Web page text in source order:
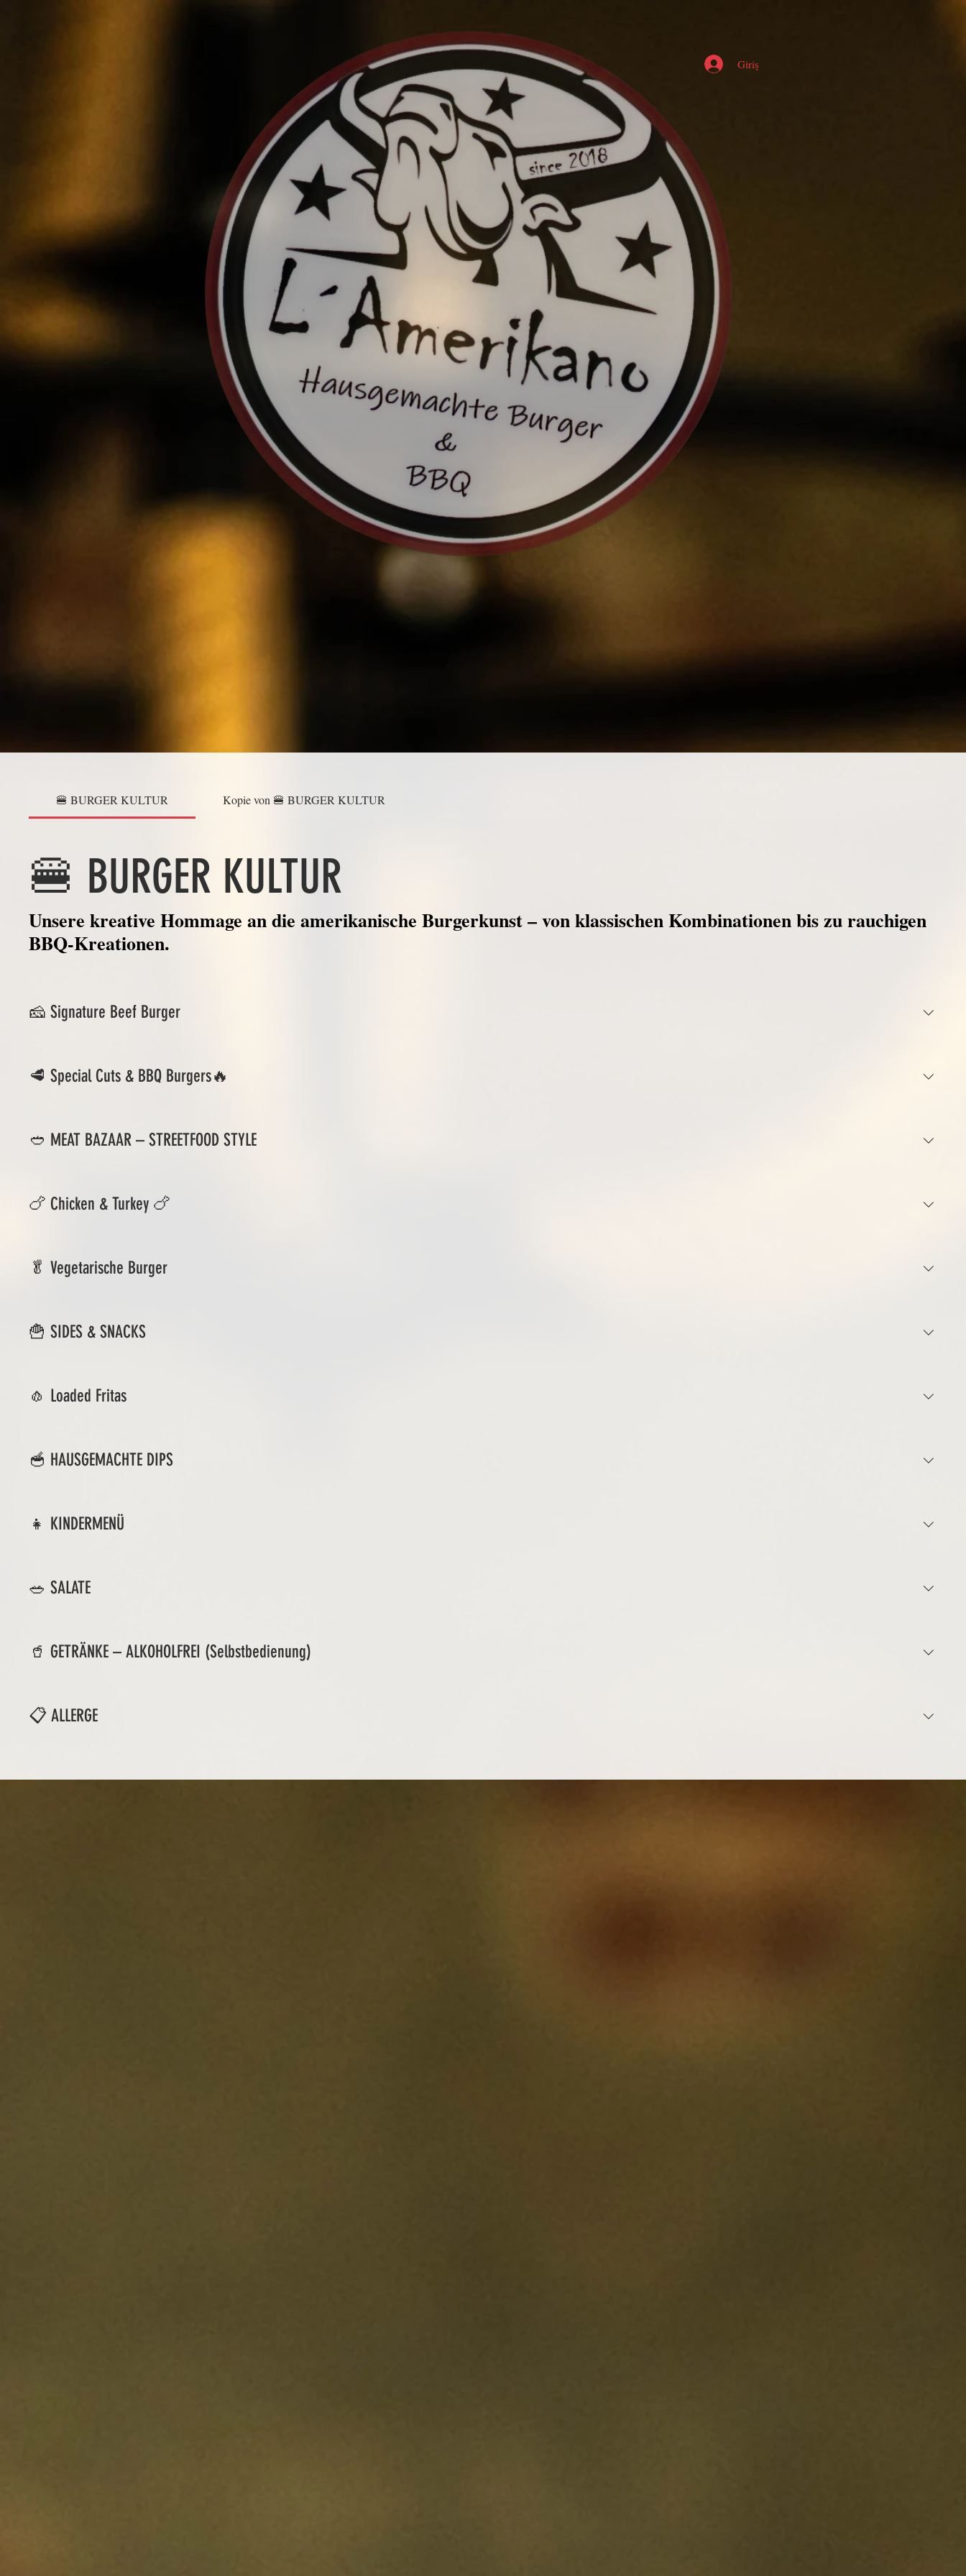
Giriş
🍔 BURGER KULTUR Kopie von 🍔 BURGER KULTUR
🍔 BURGER KULTUR
Unsere kreative Hommage an die amerikanische Burgerkunst – von klassischen Kombinationen bis zu rauchigen
BBQ-Kreationen.
🧀 Signature Beef Burger
🥩 Special Cuts & BBQ Burgers🔥
🥙 MEAT BAZAAR – STREETFOOD STYLE
🍗 Chicken & Turkey 🍗
🥬 Vegetarische Burger
🍟 SIDES & SNACKS
🧄 Loaded Fritas
🥣 HAUSGEMACHTE DIPS
👧 KINDERMENÜ
🥗 SALATE
🥤 GETRÄNKE – ALKOHOLFREI (Selbstbedienung)
📋 ALLERGE